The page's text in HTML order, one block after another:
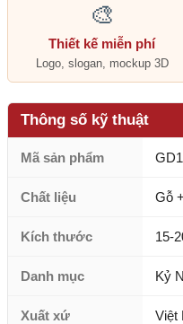
🎨
Thiết kế miễn phí
Logo, slogan, mockup 3D
Thông số kỹ thuật
Mã sản phẩm
Chất liệu Gỗ
Kích thước 15-
Danh mục Kỷ
Xuất xứ Việt